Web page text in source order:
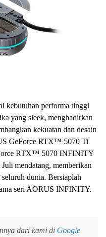
kebutuhan performa tinggi
yang sleek, menghadirkan
kekuatan dan desain
GeForce RTX™ 5070 Ti
RTX™ 5070 INFINITY
mendatang, memberikan
dunia. Bersiaplah
seri AORUS INFINITY.
dari kami di Google